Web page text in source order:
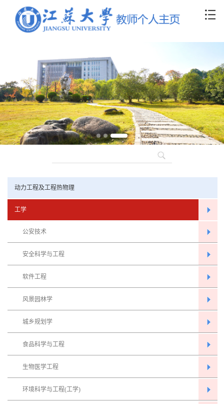
动力工程及工程热物理
工学
公安技术
安全科学与工程
软件工程
风景园林学
城乡规划学
食品科学与工程
生物医学工程
环境科学与工程(工学)